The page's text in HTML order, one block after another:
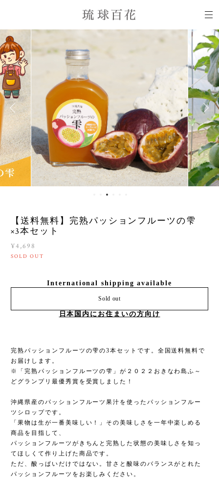
【送料無料】完熟パッションフルーツの雫
×3本セット
¥4,698
SOLD OUT
International shipping available
Sold out
日本国内にお住まいの方向け
完熟パッションフルーツの雫の3本セットです。全国送料無料で
お届けします。
※「完熟パッションフルーツの雫」が２０２２おきなわ島ふ～
どグランプリ最優秀賞を受賞しました！
沖縄県産のパッションフルーツ果汁を使ったパッションフルー
ツシロップです。
「果物は生が一番美味しい！」その美味しさを一年中楽しめる
商品を目指して、
パッションフルーツがきちんと完熟した状態の美味しさを知っ
てほしくて作り上げた商品です。
ただ、酸っぱいだけではない。甘さと酸味のバランスがとれた
パッションフルーツをお楽しみください。